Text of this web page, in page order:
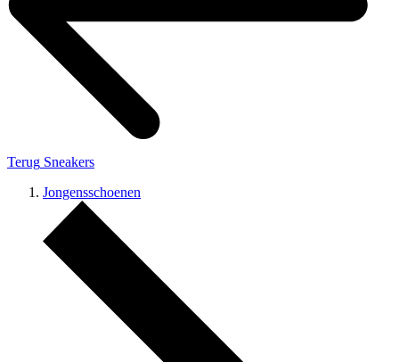
Terug Sneakers
Jongensschoenen